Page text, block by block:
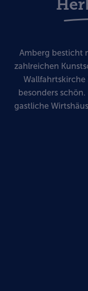
Amberg besticht
zahlreichen
besonders
gastliche